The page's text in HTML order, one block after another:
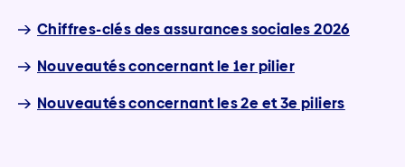
Chiffres-clés des assurances sociales 2026
Nouveautés concernant le 1er pilier
Nouveautés concernant les 2e et 3e piliers